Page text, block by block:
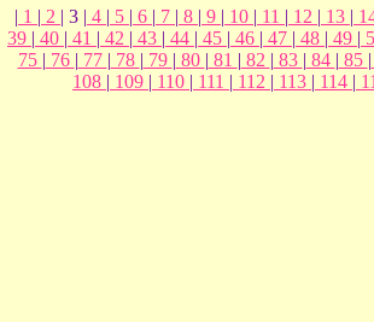
| 1 | 2 | 3 | 4 | 5 | 6 | 7 | 8 | 9 | 10 | 11 | 12 | 13 |
39 | 40 | 41 | 42 | 43 | 44 | 45 | 46 | 47 | 48 | 49 |
75 | 76 | 77 | 78 | 79 | 80 | 81 | 82 | 83 | 84 | 85 |
108 | 109 | 110 | 111 | 112 | 113 | 114 |